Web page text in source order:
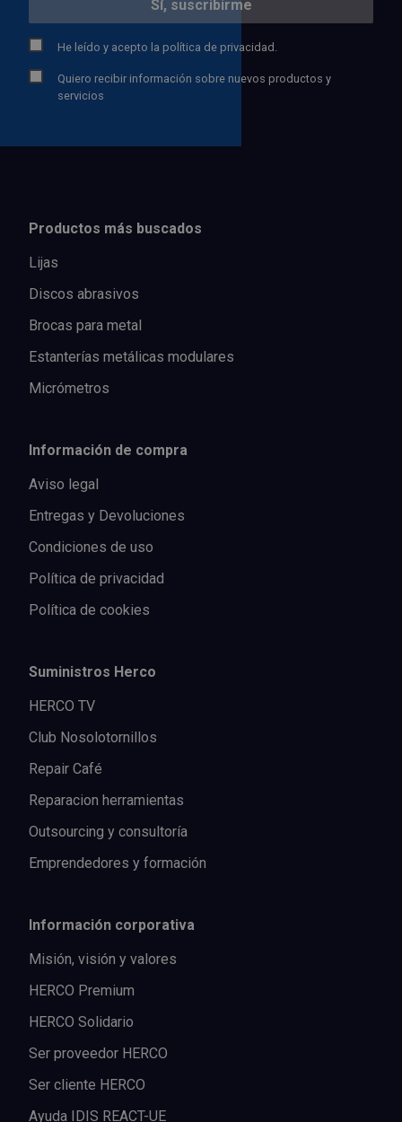
He leído y acepto la política de privacidad.
Quiero recibir información sobre nuevos productos y
servicios
Productos más buscados
Lijas
Discos abrasivos
Brocas para metal
Estanterías metálicas modulares
Micrómetros
Información de compra
Aviso legal
Entregas y Devoluciones
Condiciones de uso
Política de privacidad
Política de cookies
Suministros Herco
HERCO TV
Club Nosolotornillos
Repair Café
Reparacion herramientas
Outsourcing y consultoría
Emprendedores y formación
Información corporativa
Misión, visión y valores
HERCO Premium
HERCO Solidario
Ser proveedor HERCO
Ser cliente HERCO
Ayuda IDIS REACT-UE